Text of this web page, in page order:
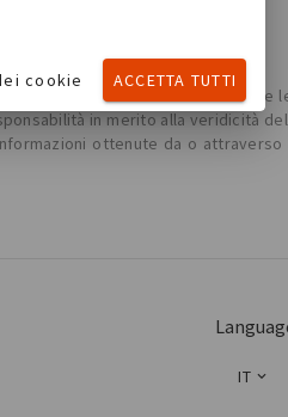
professionista. Tutti i contenuti e
in merito alla veridicità
ottenute da o
IT
cookie ACCETTA TUTTI